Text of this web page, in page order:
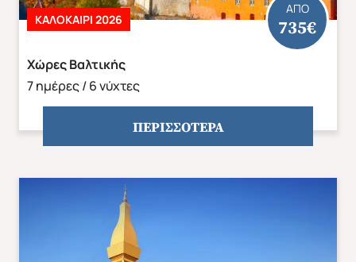
Χώρες Βαλτικής
7 ημέρες / 6 νύχτες
ΑΠΟ
735€
ΚΑΛΟΚΑΙΡΙ 2026
ΠΕΡΙΣΣΟΤΕΡΑ